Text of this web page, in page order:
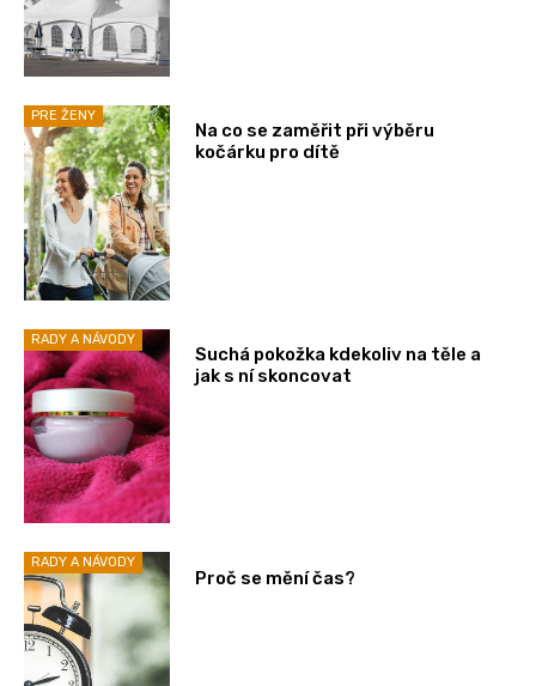
PRE ŽENY
Na co se zaměřit při výběru
kočárku pro dítě
RADY A NÁVODY
Suchá pokožka kdekoliv na těle a
jak s ní skoncovat
RADY A NÁVODY
Proč se mění čas?